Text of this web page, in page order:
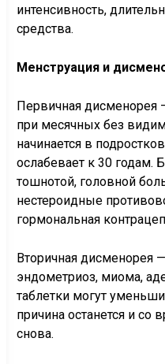
интенсивность,
средства.
Менструация и
Первичная дисменорея
при месячных без
начинается в
ослабевает к 30 годам.
тошнотой, головной
нестероидные
гормональная
Вторичная дисменорея
эндометриоз, миома,
таблетки могут
причина останется и со
снова.